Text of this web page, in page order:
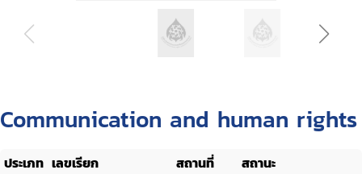
Communication and human rights
ประเภท เลขเรียก สถานที่
สถานะ